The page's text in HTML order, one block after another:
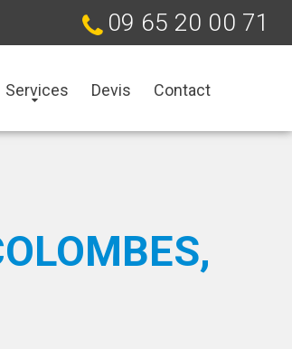
09 65 20 00 71
Services Devis Contact